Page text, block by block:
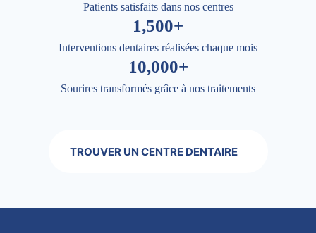
Patients satisfaits dans nos centres
1,500+
Interventions dentaires réalisées chaque mois
10,000+
Sourires transformés grâce à nos traitements
TROUVER UN CENTRE DENTAIRE